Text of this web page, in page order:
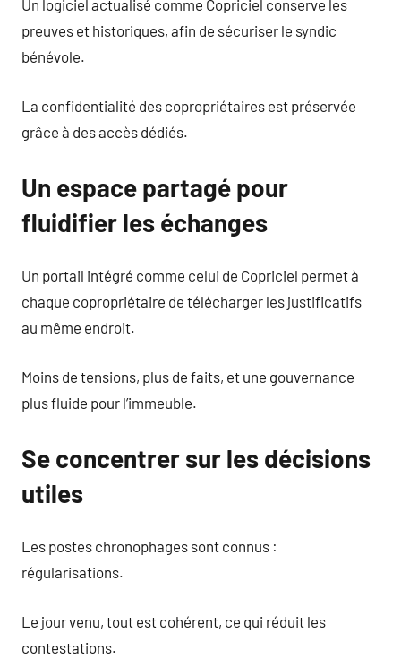
Un logiciel actualisé comme Copriciel conserve les
preuves et historiques, afin de sécuriser le syndic
bénévole.
La confidentialité des copropriétaires est préservée
grâce à des accès dédiés.
Un espace partagé pour
fluidifier les échanges
Un portail intégré comme celui de Copriciel permet à
chaque copropriétaire de télécharger les justificatifs
au même endroit.
Moins de tensions, plus de faits, et une gouvernance
plus fluide pour l’immeuble.
Se concentrer sur les décisions
utiles
Les postes chronophages sont connus :
régularisations.
Le jour venu, tout est cohérent, ce qui réduit les
contestations.